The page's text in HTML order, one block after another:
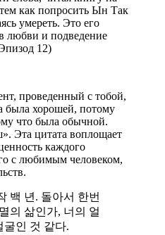
как попросить Ын Так
умереть. Это его
любви и подведение
12)
проведенный с тобой,
была хорошей, потому
что была обычной.
Эта цитата воплощает
каждого
с любимым человеком,
백 년. 돌아서 한번
의 삶인가, 너의 얼
굴인 것 같다.